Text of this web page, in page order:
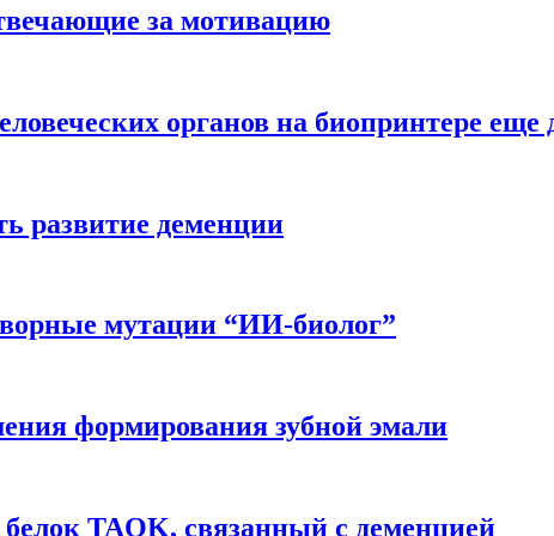
за мотивацию
органов на биопринтере еще
развитие деменции
мутации “ИИ-биолог”
формирования зубной эмали
TAOK, связанный с деменцией